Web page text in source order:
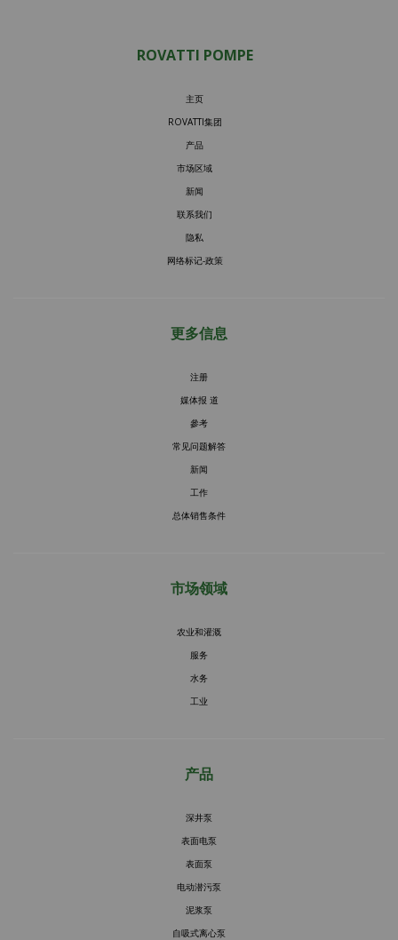
ROVATTI POMPE
主页
ROVATTI集团
产品
市场区域
新闻
联系我们
隐私
网络标记-政策
更多信息
注册
媒体报 道
參考
常见问题解答
新闻
工作
总体销售条件
市场领域
农业和灌溉
服务
水务
工业
产品
深井泵
表面电泵
表面泵
电动潜污泵
泥浆泵
自吸式离心泵